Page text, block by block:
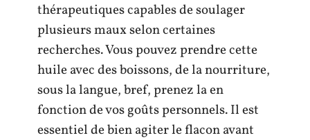
thérapeutiques capables de soulager
plusieurs maux selon certaines
recherches. Vous pouvez prendre cette
huile avec des boissons, de la nourriture,
sous la langue, bref, prenez la en
fonction de vos goûts personnels. Il est
essentiel de bien agiter le flacon avant